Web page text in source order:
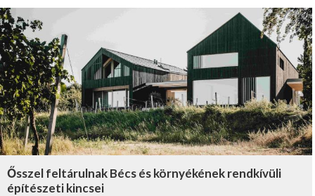
Ősszel feltárulnak Bécs és környékének rendkívüli
építészeti kincsei